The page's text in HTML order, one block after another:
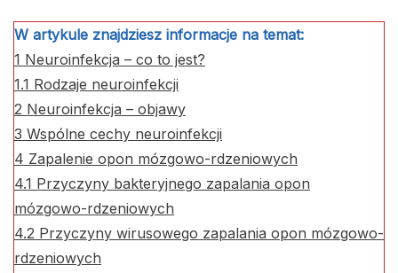
W artykule znajdziesz informacje na temat:
1 Neuroinfekcja – co to jest?
1.1 Rodzaje neuroinfekcji
2 Neuroinfekcja – objawy
3 Wspólne cechy neuroinfekcji
4 Zapalenie opon mózgowo-rdzeniowych
4.1 Przyczyny bakteryjnego zapalania opon
mózgowo-rdzeniowych
4.2 Przyczyny wirusowego zapalania opon mózgowo-
rdzeniowych